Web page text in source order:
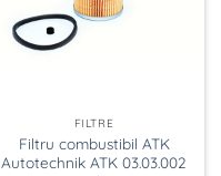
FILTRE
Filtru combustibil ATK
Autotechnik ATK 03.03.002